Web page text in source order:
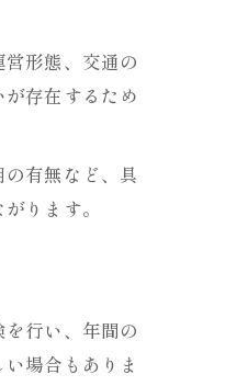
形態、交通の
存在するため
有無など、具
ります。
行い、年間の
場合もありま